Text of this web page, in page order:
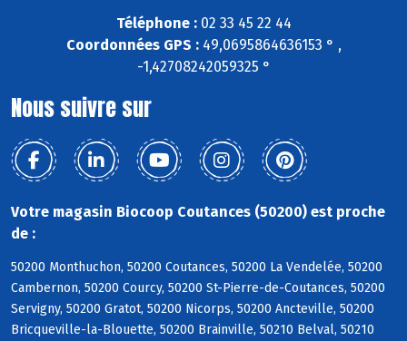
Téléphone :02 33 45 22 44
Coordonnées GPS :49,0695864636153 ° ,
-1,42708242059325 °
Nous suivre sur
Votre magasin Biocoop Coutances (50200) est proche
de :
50200 Monthuchon, 50200 Coutances, 50200 La Vendelée, 50200
Cambernon, 50200 Courcy, 50200 St-Pierre-de-Coutances, 50200
Servigny, 50200 Gratot, 50200 Nicorps, 50200 Ancteville, 50200
Bricqueville-la-Blouette, 50200 Brainville, 50210 Belval, 50210